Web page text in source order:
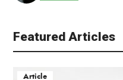
Featured Articles
Article